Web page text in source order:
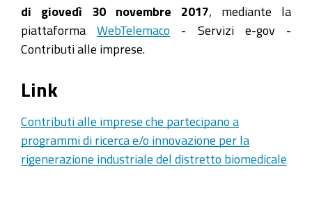
di giovedì 30 novembre 2017 , mediante la
piattaformaWebTelemaco - Servizi e-gov -
Contributi alle imprese.
Link
Contributi alle imprese che partecipano a
programmi di ricerca e/o innovazione per la
rigenerazione industriale del distretto biomedicale